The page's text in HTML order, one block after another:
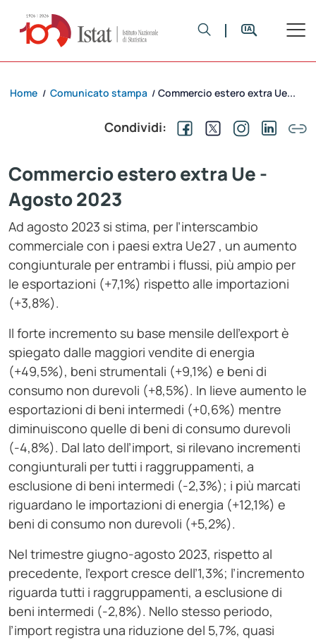
Home / Comunicato stampa / Commercio estero extra Ue...
Condividi:
Commercio estero extra Ue -
Agosto 2023
Ad agosto 2023 si stima, per l’interscambio
commerciale con i paesi extra Ue27 , un aumento
congiunturale per entrambi i flussi, più ampio per
le esportazioni (+7,1%) rispetto alle importazioni
(+3,8%).
Il forte incremento su base mensile dell’export è
spiegato dalle maggiori vendite di energia
(+49,5%), beni strumentali (+9,1%) e beni di
consumo non durevoli (+8,5%). In lieve aumento le
esportazioni di beni intermedi (+0,6%) mentre
diminuiscono quelle di beni di consumo durevoli
(-4,8%). Dal lato dell’import, si rilevano incrementi
congiunturali per tutti i raggruppamenti, a
esclusione di beni intermedi (-2,3%); i più marcati
riguardano le importazioni di energia (+12,1%) e
beni di consumo non durevoli (+5,2%).
Nel trimestre giugno-agosto 2023, rispetto al
precedente, l’export cresce dell’1,3%; l’incremento
riguarda tutti i raggruppamenti, a esclusione di
beni intermedi (-2,8%). Nello stesso periodo,
l’import registra una riduzione del 5,7%, quasi